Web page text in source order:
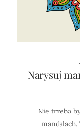
Narysuj
Nie trzeba